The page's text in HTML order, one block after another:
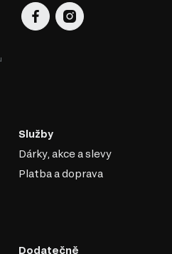
Služby
Dárky, akce a slevy
Platba a doprava
Dodatečně